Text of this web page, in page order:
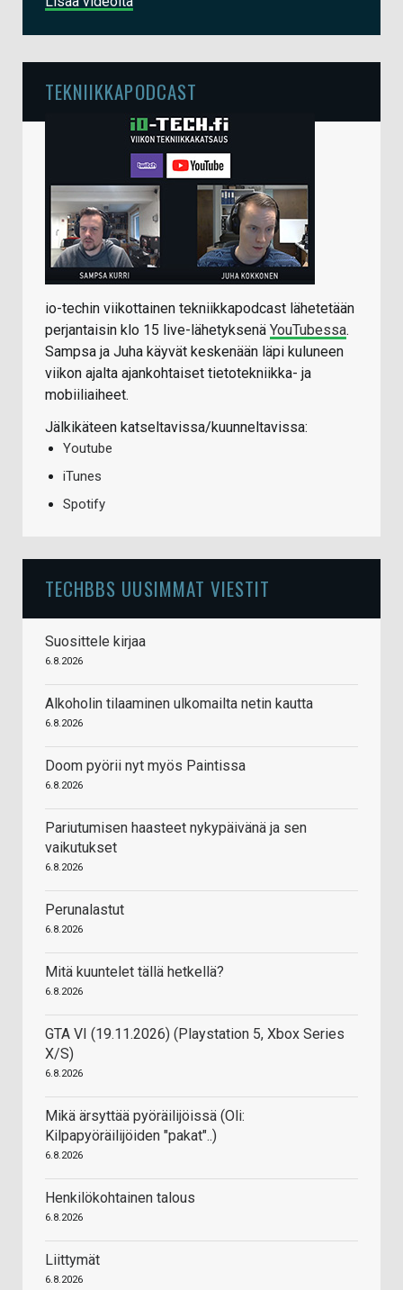
TEKNIIKKAPODCAST
io-techin viikottainen tekniikkapodcast lähetetään
perjantaisin klo 15 live-lähetyksenä YouTubessa.
Sampsa ja Juha käyvät keskenään läpi kuluneen
viikon ajalta ajankohtaiset tietotekniikka- ja
mobiiliaiheet.
Jälkikäteen katseltavissa/kuunneltavissa:
Youtube
iTunes
Spotify
TECHBBS UUSIMMAT VIESTIT
Suosittele kirjaa
6.8.2026
Alkoholin tilaaminen ulkomailta netin kautta
6.8.2026
Doom pyörii nyt myös Paintissa
6.8.2026
Pariutumisen haasteet nykypäivänä ja sen
vaikutukset
6.8.2026
Perunalastut
6.8.2026
Mitä kuuntelet tällä hetkellä?
6.8.2026
GTA VI (19.11.2026) (Playstation 5, Xbox Series
X/S)
6.8.2026
Mikä ärsyttää pyöräilijöissä (Oli:
Kilpapyöräilijöiden "pakat"..)
6.8.2026
Henkilökohtainen talous
6.8.2026
Liittymät
6.8.2026